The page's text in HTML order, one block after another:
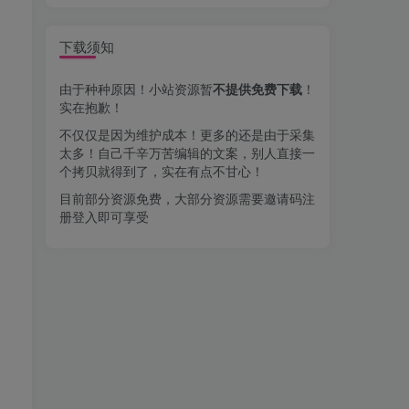
下载须知
由于种种原因！小站资源暂不提供免费下载 ！
实在抱歉！
不仅仅是因为维护成本！更多的还是由于采集
太多！自己千辛万苦编辑的文案，别人直接一
个拷贝就得到了，实在有点不甘心！
目前部分资源免费，大部分资源需要邀请码注
册登入即可享受